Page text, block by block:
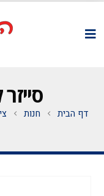
דף הבית חנות